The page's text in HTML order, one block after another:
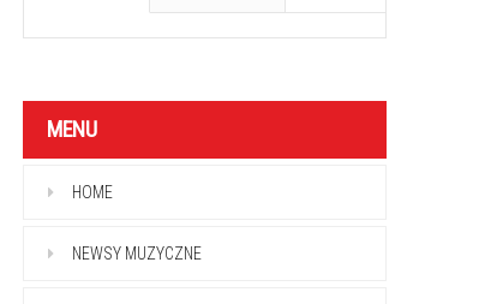
MENU
HOME
NEWSY MUZYCZNE